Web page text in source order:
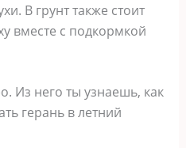
В грунт также стоит
вместе с подкормкой
Из него ты узнаешь, как
герань в летний